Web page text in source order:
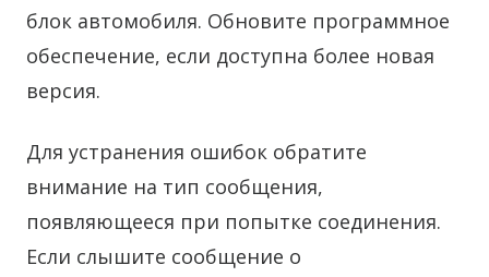
блок автомобиля. Обновите программное
обеспечение, если доступна более новая
версия.
Для устранения ошибок обратите
внимание на тип сообщения,
появляющееся при попытке соединения.
Если слышите сообщение о